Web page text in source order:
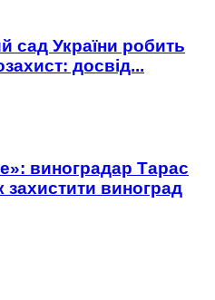
сад України робить
досвід...
виноградар Тарас
виноград